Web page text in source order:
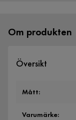
Om produkten
Översikt
Mått:
Varumärke: